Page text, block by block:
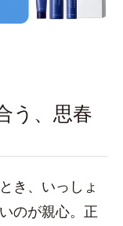
う、思春
き、いっしょ
のが親心。正